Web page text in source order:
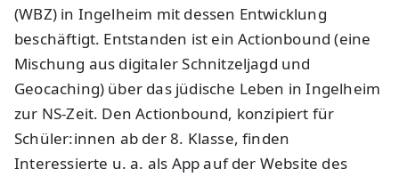
(WBZ) in Ingelheim mit dessen Entwicklung
beschäftigt. Entstanden ist ein Actionbound (eine
Mischung aus digitaler Schnitzeljagd und
Geocaching) über das jüdische Leben in Ingelheim
zur NS-Zeit. Den Actionbound, konzipiert für
Schüler:innen ab der 8. Klasse, finden
Interessierte u. a. als App auf der Website des